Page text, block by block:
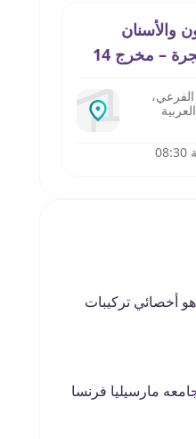
والأسنان
– مخرج 14
العربية
أخصائي تركيبات
مارسيليا فرنسا